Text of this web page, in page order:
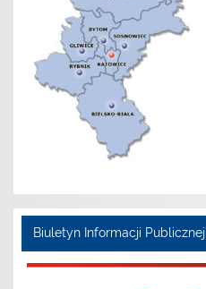
Biuletyn Informacji Publicznej